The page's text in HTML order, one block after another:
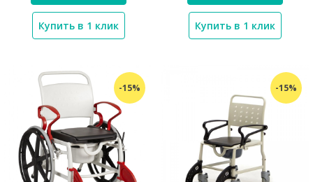
Купить в 1 клик Купить в 1 клик
-15% -15%